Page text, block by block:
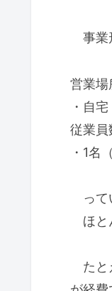
事業
営業場
・自
従業員
・1名
って
ほと
たと